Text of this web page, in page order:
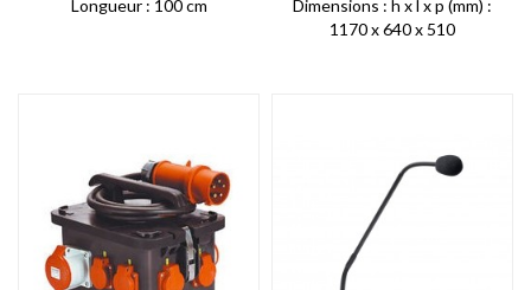
Longueur : 100 cm
Dimensions : h x l x p (mm) :
1170 x 640 x 510